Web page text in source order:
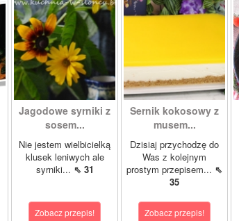
Jagodowe syrniki z
sosem...
Nie jestem wielbicielką
klusek leniwych ale
syrniki... ⇖ 31
Zobacz przepis!
Sernik kokosowy z
musem...
Dzisiaj przychodzę do
Was z kolejnym
prostym przepisem... ⇖
35
Zobacz przepis!